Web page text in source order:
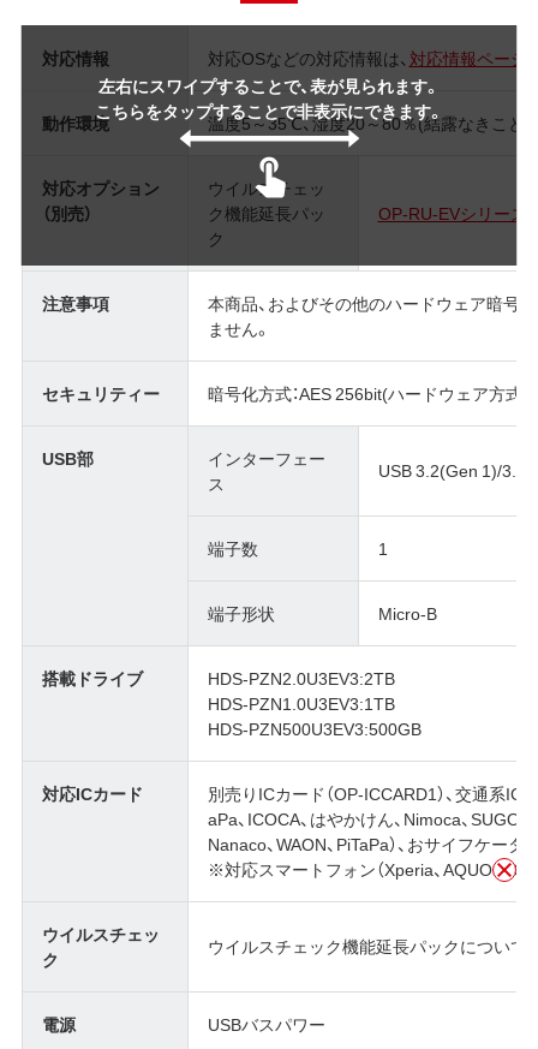
左右にスワイプすることで、表が見られます。
こちらをタップすることで非表示にできます。
対応情報 対応OSなどの対応情報は、 対応情報ページ
動作環境 温度5～35℃、湿度20～80％(結露なきこと)
対応オプション
（別売）
ウイルスチェッ
ク機能延長パッ
ク
OP-RU-EVシリーズ
注意事項
本商品、およびその他のハードウェア暗号
ません。
セキュリティー 暗号化方式：AES 256bit(ハードウェア方式)
USB部
インターフェー
ス
USB 3.2(Gen 1)/
端子数 1
端子形状 Micro-B
搭載ドライブ
HDS-PZN2.0U3EV3:2TB
HDS-PZN1.0U3EV3:1TB
HDS-PZN500U3EV3:500GB
対応ICカード
別売りICカード（OP-ICCARD1）、交通系IC
aPa、ICOCA、はやかけん、Nimoca、
Nanaco、WAON、PiTaPa）、おサイフケータ
※対応スマートフォン（Xperia、AQUOS、
ウイルスチェッ
ク
ウイルスチェック機能延長パックについて
電源 USBバスパワー